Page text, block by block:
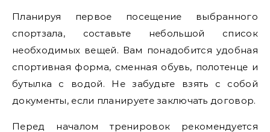
Планируя первое посещение выбранного
спортзала, составьте небольшой список
необходимых вещей. Вам понадобится удобная
спортивная форма, сменная обувь, полотенце и
бутылка с водой. Не забудьте взять с собой
документы, если планируете заключать договор.
Перед началом тренировок рекомендуется